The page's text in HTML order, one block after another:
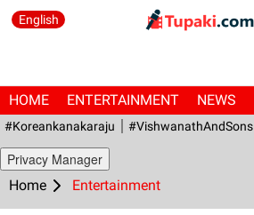
English
HOME ENTERTAINMENT NEWS
#Koreankanakaraju #VishwanathAndSons
Privacy Manager
Home Entertainment